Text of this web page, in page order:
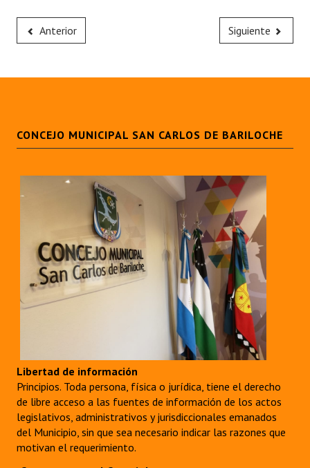
Anterior Siguiente
CONCEJO MUNICIPAL SAN CARLOS DE BARILOCHE
Libertad de información
Principios. Toda persona, física o jurídica, tiene el derecho
de libre acceso a las fuentes de información de los actos
legislativos, administrativos y jurisdiccionales emanados
del Municipio, sin que sea necesario indicar las razones que
motivan el requerimiento.